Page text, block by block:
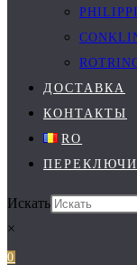
PHILIPPI
ДОСТАВКА
КОНТАКТЫ
RO
Искать
×
0